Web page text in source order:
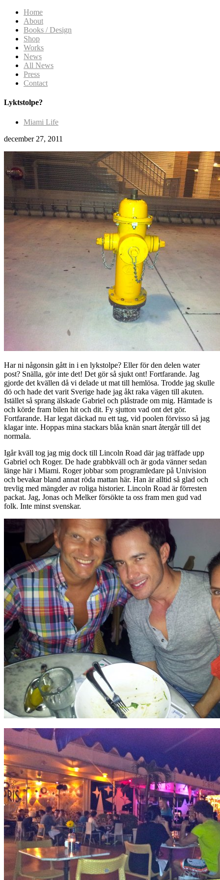
Home
About
Books / Design
Shop
Works
News
All News
Press
Contact
Lyktstolpe?
Miami Life
december 27, 2011
Har ni någonsin gått in i en lykstolpe? Eller för den delen water
post? Snälla, gör inte det! Det gör så sjukt ont! Fortfarande. Jag
gjorde det kvällen då vi delade ut mat till hemlösa. Trodde jag skulle
dö och hade det varit Sverige hade jag åkt raka vägen till akuten.
Istället så sprang älskade Gabriel och plåstrade om mig. Hämtade is
och körde fram bilen hit och dit. Fy sjutton vad ont det gör.
Fortfarande. Har legat däckad nu ett tag, vid poolen förvisso så jag
klagar inte. Hoppas mina stackars blåa knän snart återgår till det
normala.
Igår kväll tog jag mig dock till Lincoln Road där jag träffade upp
Gabriel och Roger. De hade grabbkväll och är goda vänner sedan
länge här i Miami. Roger jobbar som programledare på Univision
och bevakar bland annat röda mattan här. Han är alltid så glad och
trevlig med mängder av roliga historier. Lincoln Road är förresten
packat. Jag, Jonas och Melker försökte ta oss fram men gud vad
folk. Inte minst svenskar.